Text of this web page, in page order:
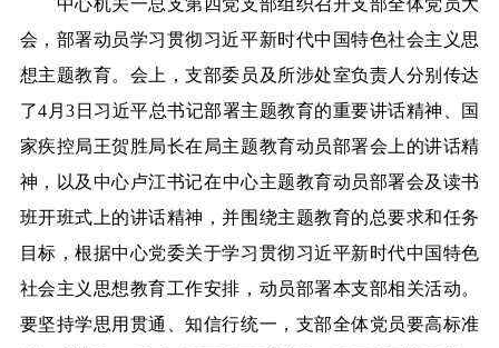
中心机关一总支第四党支部组织召开支部全体党员大
会，部署动员学习贯彻习近平新时代中国特色社会主义思
想主题教育。会上，支部委员及所涉处室负责人分别传达
了4月3日习近平总书记部署主题教育的重要讲话精神、国
家疾控局王贺胜局长在局主题教育动员部署会上的讲话精
神 ，以及 中心卢江书记在中心主题教育动员部署会及读书
班开班式上的讲话精神，并围绕主题教育的总要求和任务
目标，根据中心党委关于学习贯彻习近平新时代中国特色
社会主义思想教育工作安排，动员部署本支部相关活动。
要坚持学思用贯通、知信行统一，支部全体党员要高标准